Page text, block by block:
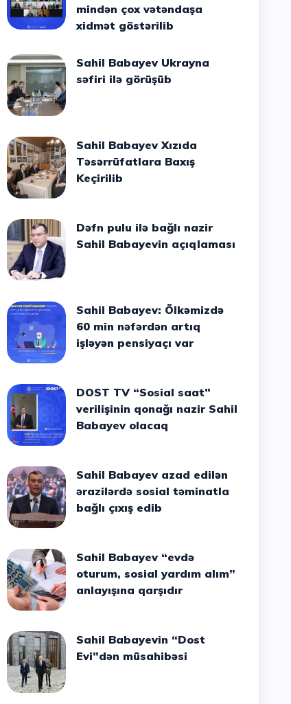
mindən çox vətəndaşa
xidmət göstərilib
Sahil Babayev Ukrayna
səfiri ilə görüşüb
Sahil Babayev Xızıda
Təsərrüfatlara Baxış
Keçirilib
Dəfn pulu ilə bağlı nazir
Sahil Babayevin açıqlaması
Sahil Babayev: Ölkəmizdə
60 min nəfərdən artıq
işləyən pensiyaçı var
DOST TV “Sosial saat”
verilişinin qonağı nazir Sahil
Babayev olacaq
Sahil Babayev azad edilən
ərazilərdə sosial təminatla
bağlı çıxış edib
Sahil Babayev “evdə
oturum, sosial yardım alım”
anlayışına qarşıdır
Sahil Babayevin “Dost
Evi”dən müsahibəsi